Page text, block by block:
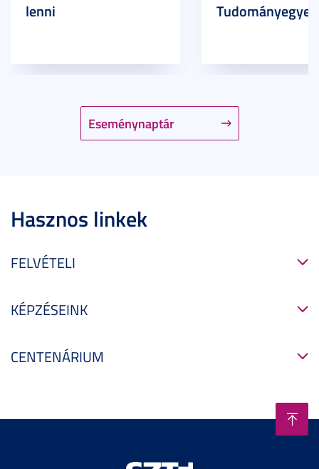
Eseménynaptár
lenni
Hasznos linkek
FELVÉTELI
KÉPZÉSEINK
CENTENÁRIUM